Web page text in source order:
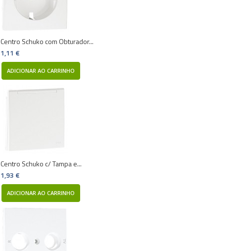
Centro Schuko com Obturador...
1,11 €
ADICIONAR AO CARRINHO
Centro Schuko c/ Tampa e...
1,93 €
ADICIONAR AO CARRINHO